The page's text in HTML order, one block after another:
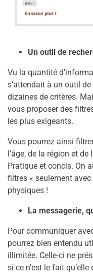
Un outil de
Vu la quantité
s’attendait à un outil
dizaines de critères.
vous proposer des
les plus exigeants.
Vous pourrez ainsi
l’âge, de la région et
Pratique et concis. On
filtres « seulement
physiques !
La messagerie,
Pour communiquer
pourrez bien entendu
illimitée. Celle-ci ne
si ce n’est le fait